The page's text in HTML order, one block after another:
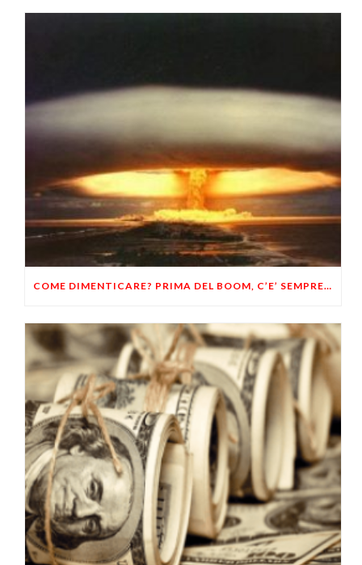
COME DIMENTICARE? PRIMA DEL BOOM, C’E’ SEMPRE CRACK